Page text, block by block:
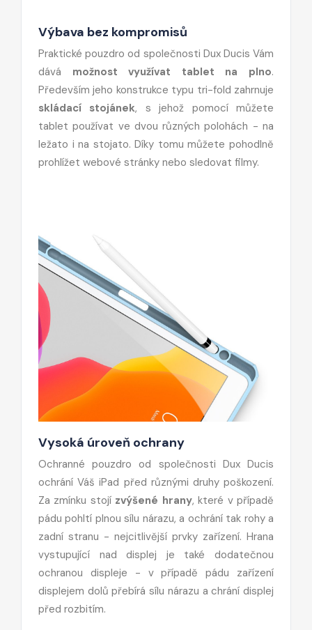
Výbava bez kompromisů
Praktické pouzdro od společnosti Dux Ducis Vám
dává možnost využívat tablet na plno.
Především jeho konstrukce typu tri-fold zahrnuje
skládací stojánek, s jehož pomocí můžete
tablet používat ve dvou různých polohách - na
ležato i na stojato. Díky tomu můžete pohodlně
prohlížet webové stránky nebo sledovat filmy.
Vysoká úroveň ochrany
Ochranné pouzdro od společnosti Dux Ducis
ochrání Váš iPad před různými druhy poškození.
Za zmínku stojí zvýšené hrany, které v případě
pádu pohltí plnou sílu nárazu, a ochrání tak rohy a
zadní stranu - nejcitlivější prvky zařízení. Hrana
vystupující nad displej je také dodatečnou
ochranou displeje - v případě pádu zařízení
displejem dolů přebírá sílu nárazu a chrání displej
před rozbitím.